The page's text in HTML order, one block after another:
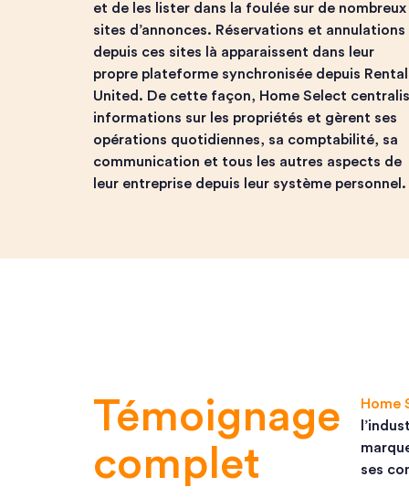
et de les lister dans la foulée sur de nombreux
sites d’annonces. Réservations et annulations
depuis ces sites là apparaissent dans leur
propre plateforme synchronisée depuis
United. De cette façon, Home Select
informations sur les propriétés et gèrent ses
opérations quotidiennes, sa comptabilité, sa
communication et tous les autres aspects de
leur entreprise depuis leur système personnel.
Témoignage
complet
Home
ses